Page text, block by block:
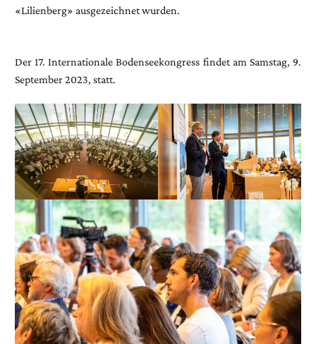
«Lilienberg» ausgezeichnet wurden.
Der 17. Internationale Bodenseekongress findet am Samstag, 9.
September 2023, statt.